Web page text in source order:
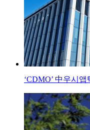
‘CDMO’ 中우시